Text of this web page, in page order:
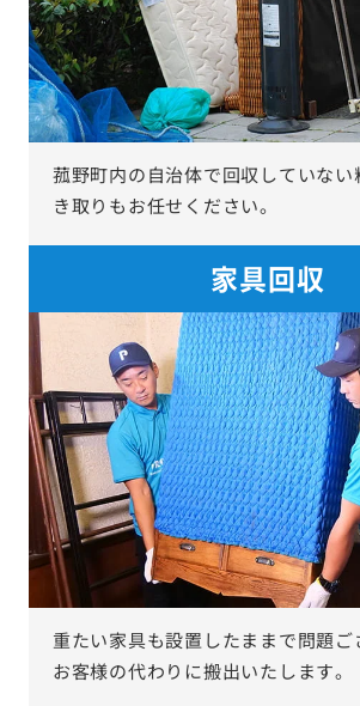
菰野町内の自治体で回収していない
き取りもお任せください。
家具回収
重たい家具も設置したままで問題ご
お客様の代わりに搬出いたします。